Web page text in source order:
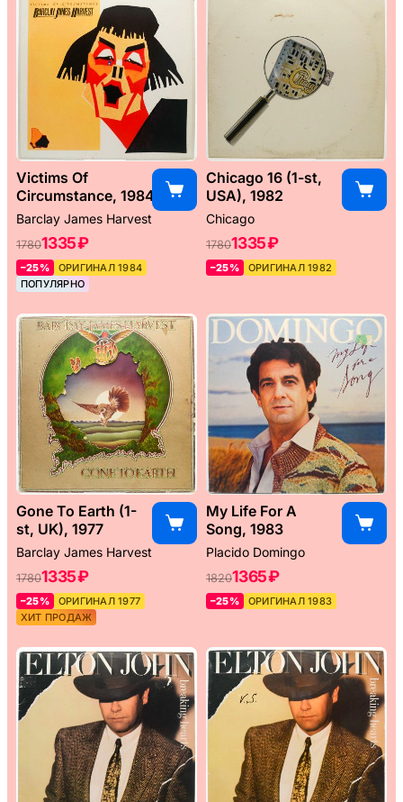
Victims Of
Circumstance, 1984
Barclay James Harvest
17801335 ₽
–25%
ОРИГИНАЛ 1984
ПОПУЛЯРНО
Chicago 16 (1-st,
USA), 1982
Chicago
17801335 ₽
–25% ОРИГИНАЛ 1982
Gone To Earth (1-
st, UK), 1977
Barclay James Harvest
17801335 ₽
–25%
ОРИГИНАЛ 1977
ХИТ ПРОДАЖ
My Life For A
Song, 1983
Placido Domingo
18201365 ₽
–25% ОРИГИНАЛ 1983